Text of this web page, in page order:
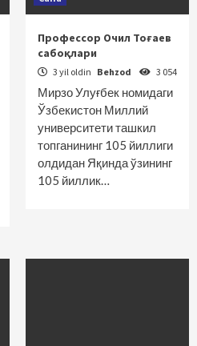
Профессор Очил Тоғаев
сабоқлари
3 yil oldin Behzod 3 054
Мирзо Улуғбек номидаги
Ўзбекистон Миллий
университети ташкил
топганининг 105 йиллиги
олдидан Яқинда ўзининг
105 йиллик…